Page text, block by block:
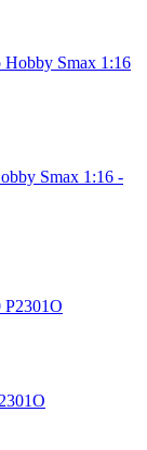
Smax 1:16 -